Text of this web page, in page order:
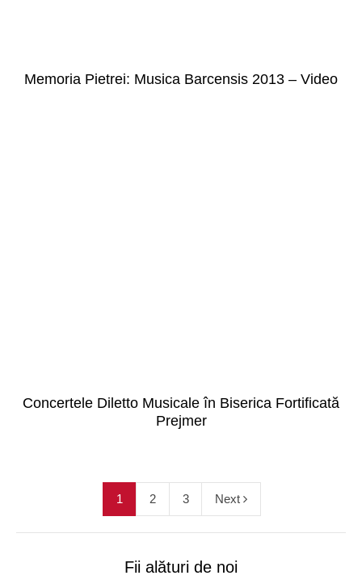
Memoria Pietrei: Musica Barcensis 2013 – Video
Concertele Diletto Musicale în Biserica Fortificată
Prejmer
1 2 3 Next
Fii alături de noi